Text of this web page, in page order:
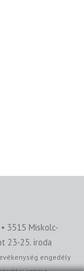
3515 Miskolc-
23-25. iroda
engedély